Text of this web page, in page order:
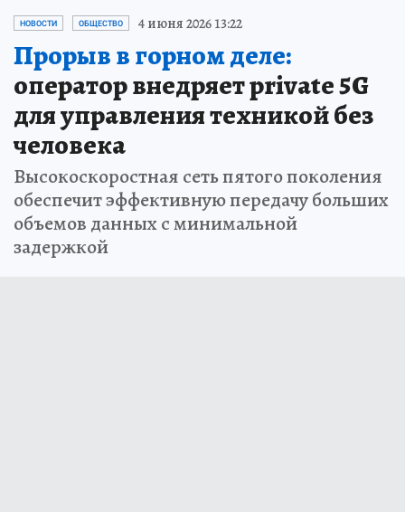
НОВОСТИ ОБЩЕСТВО 4 июня 2026 13:22
Прорыв в горном деле:
оператор внедряет private 5G
для управления техникой без
человека
Высокоскоростная сеть пятого поколения
обеспечит эффективную передачу больших
объемов данных с минимальной
задержкой